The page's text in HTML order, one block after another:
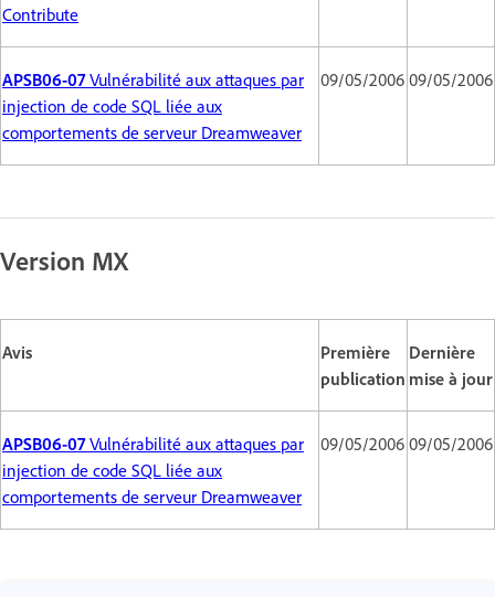
Contribute
APSB06-07Vulnérabilité aux attaques par
injection de code SQL liée aux
comportements de serveur Dreamweaver
09/05/2006 09/05/2006
Version MX
Avis
Première
publication
Dernière
mise à jour
APSB06-07Vulnérabilité aux attaques par
injection de code SQL liée aux
comportements de serveur Dreamweaver
09/05/2006 09/05/2006